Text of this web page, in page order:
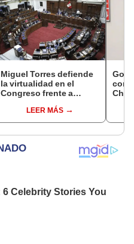
Miguel Torres defiende
la virtualidad en el
Congreso frente a
plantea la
presencialidad
LEER MÁS